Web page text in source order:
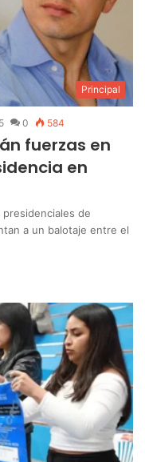
Principal
0 584
fuerzas en
en
de
a un balotaje entre el